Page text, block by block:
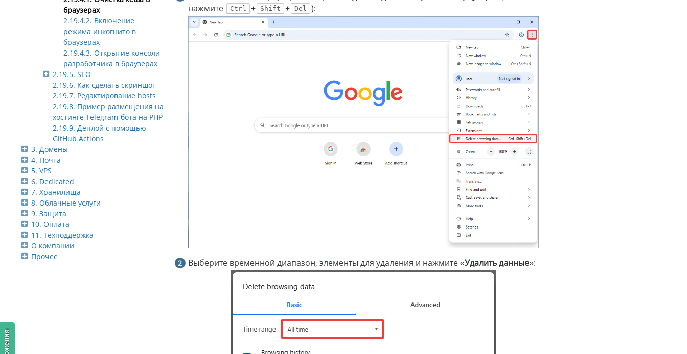
браузерах
2.19.4.2. Включение
режима инкогнито в
браузерах
2.19.4.3. Открытие консоли
разработчика в браузерах
2.19.5. SEO
2.19.6. Как сделать скриншот
2.19.7. Редактирование hosts
2.19.8. Пример размещения на
хостинге Telegram-бота на PHP
2.19.9. Деплой с помощью
GitHub Actions
3. Домены
4. Почта
5. VPS
6. Dedicated
7. Хранилища
8. Облачные услуги
9. Защита
10. Оплата
11. Техподдержка
О компании
Прочее
нажмите
Ctrl + Shift + Del ):
Выберите временной диапазон, элементы для удаления и нажмите «Удалить данные»: